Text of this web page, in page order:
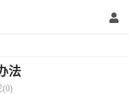
法
(0)